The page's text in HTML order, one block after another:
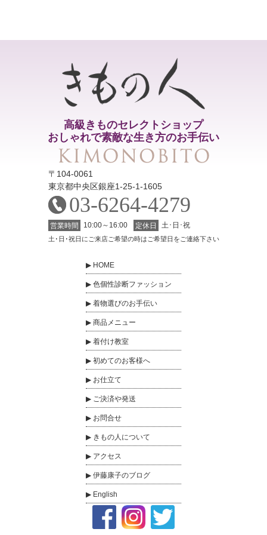
高級きものセレクトショップ
おしゃれで素敵な生き方のお手伝い
〒104-0061
東京都中央区銀座1-25-1-1605
03-6264-4279
営業時間 10:00～16:00 定休日 土･日･祝
土･日･祝日にご来店ご希望の時はご希望日をご連絡下さい
HOME
色個性診断ファッション
着物選びのお手伝い
商品メニュー
着付け教室
初めてのお客様へ
お仕立て
ご決済や発送
お問合せ
きもの人について
アクセス
伊藤康子のブログ
English